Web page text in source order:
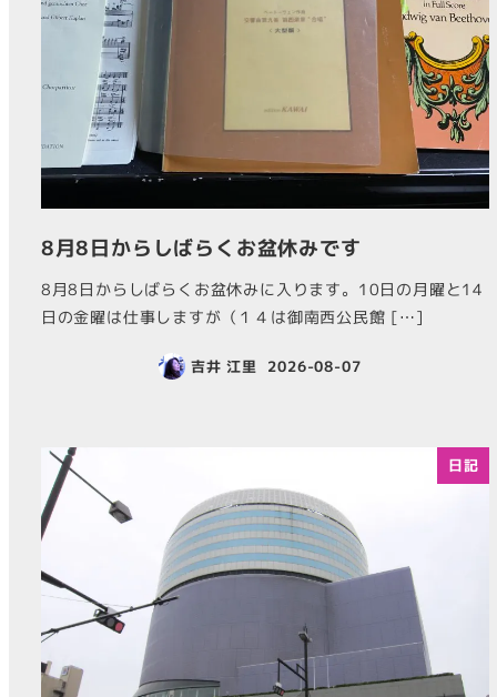
8月8日からしばらくお盆休みです
8月8日からしばらくお盆休みに入ります。10日の月曜と14
日の金曜は仕事しますが（１４は御南西公民館 […]
吉井 江里 2026-08-07
日記